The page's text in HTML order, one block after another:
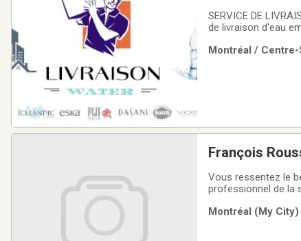
SERVICE DE
de livraison d'eau
institutionnel et
Montréal /
François
Vous ressentez le
professionnel de la
Montréal (My